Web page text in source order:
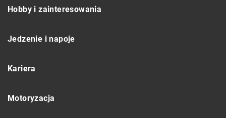
Hobby i zainteresowania
Jedzenie i napoje
Kariera
Motoryzacja